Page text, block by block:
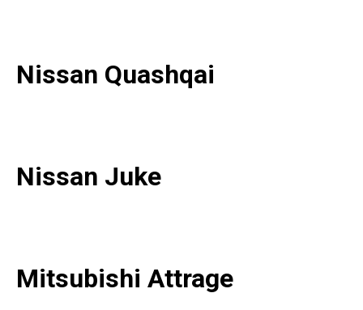
Nissan Quashqai
Nissan Juke
Mitsubishi Attrage